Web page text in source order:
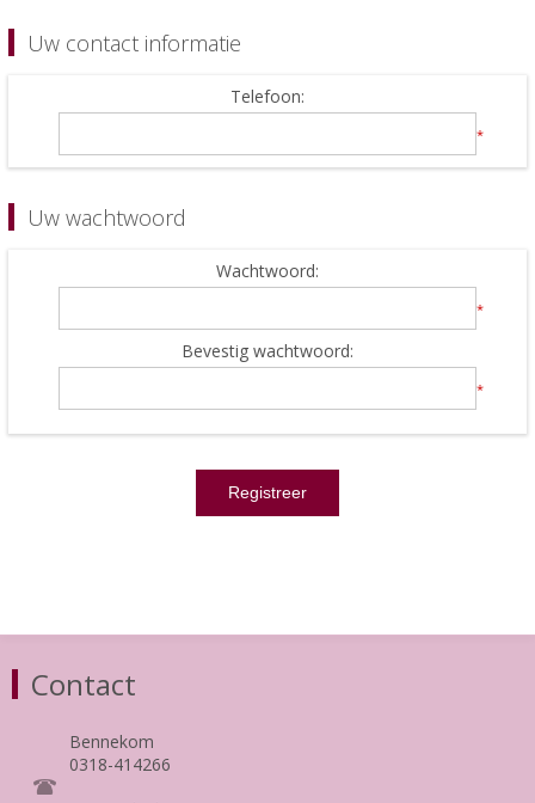
Uw contact informatie
Telefoon:
*
Uw wachtwoord
Wachtwoord:
*
Bevestig wachtwoord:
*
Contact
Bennekom
0318-414266